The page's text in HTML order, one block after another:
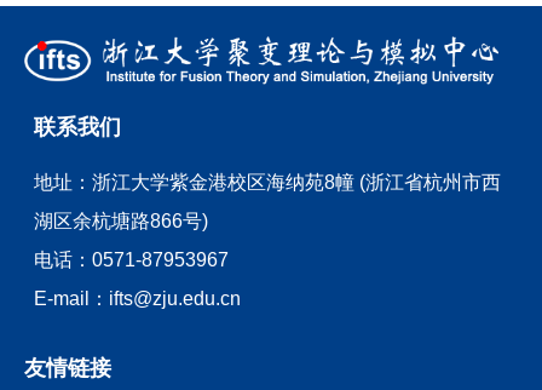
联系我们
地址：浙江大学紫金港校区海纳苑8幢 (浙江省杭州市西
湖区余杭塘路866号)
电话：0571-87953967
E-mail： ifts@zju.edu.cn
友情链接